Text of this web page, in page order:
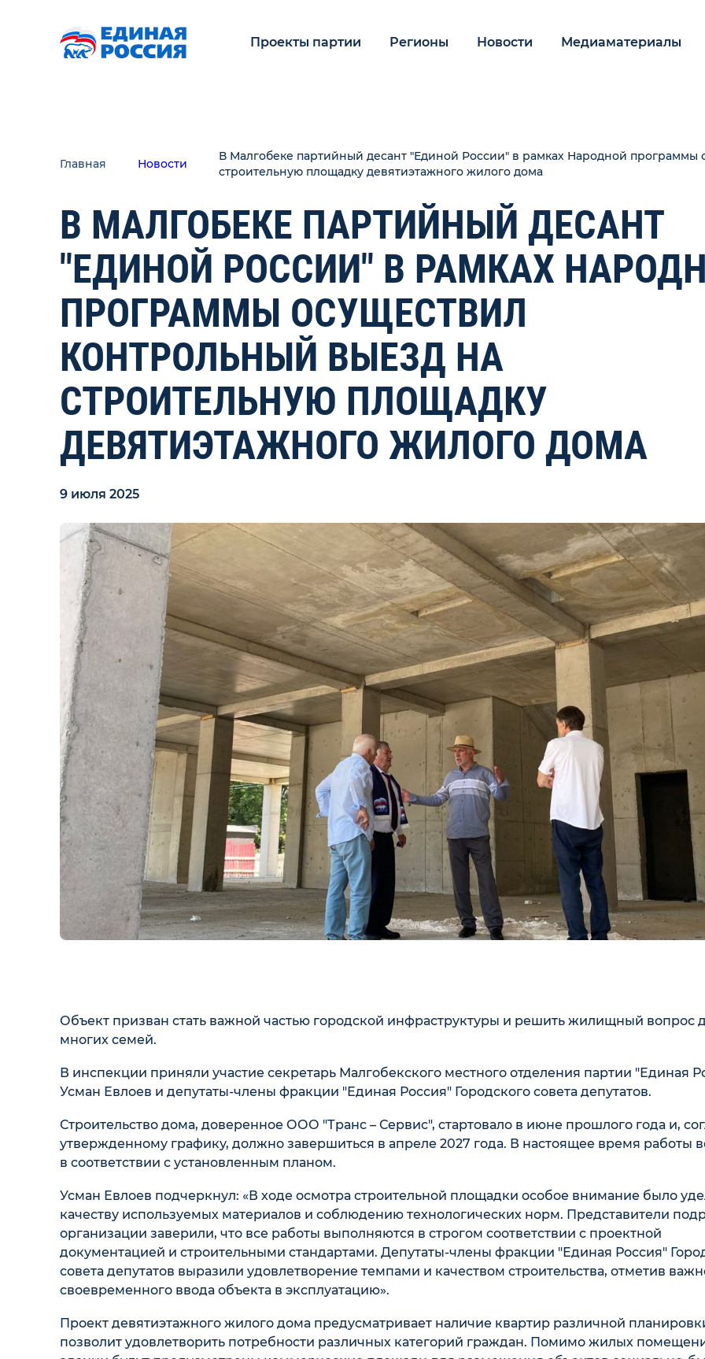
Проекты партии Регионы Новости Медиаматериалы
Главная Новости
В Малгобеке партийный десант "Единой России" в рамках Народной программы
строительную площадку девятиэтажного жилого дома
В МАЛГОБЕКЕ ПАРТИЙНЫЙ ДЕСАНТ
"ЕДИНОЙ РОССИИ" В РАМКАХ
ПРОГРАММЫ ОСУЩЕСТВИЛ
КОНТРОЛЬНЫЙ ВЫЕЗД НА
СТРОИТЕЛЬНУЮ ПЛОЩАДКУ
ДЕВЯТИЭТАЖНОГО ЖИЛОГО ДОМА
9 июля 2025
Объект призван стать важной частью городской инфраструктуры и решить жилищный вопрос
многих семей.
В инспекции приняли участие секретарь Малгобекского местного отделения партии "Единая
Усман Евлоев и депутаты-члены фракции "Единая Россия" Городского совета депутатов.
Строительство дома, доверенное ООО "Транс – Сервис", стартовало в июне прошлого года и,
утвержденному графику, должно завершиться в апреле 2027 года. В настоящее время работы
в соответствии с установленным планом.
Усман Евлоев подчеркнул: «В ходе осмотра строительной площадки особое внимание было
качеству используемых материалов и соблюдению технологических норм. Представители
организации заверили, что все работы выполняются в строгом соответствии с проектной
документацией и строительными стандартами. Депутаты-члены фракции "Единая Россия"
совета депутатов выразили удовлетворение темпами и качеством строительства, отметив
своевременного ввода объекта в эксплуатацию».
Проект девятиэтажного жилого дома предусматривает наличие квартир различной
позволит удовлетворить потребности различных категорий граждан. Помимо жилых